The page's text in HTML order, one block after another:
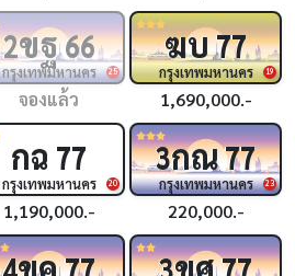
25
2ขฐ66
กรุงเทพมหานคร
จองแล้ว
19
ฆบ77
กรุงเทพมหานคร
1,690,000.-
20
กฉ 77
กรุงเทพมหานคร
1,190,000.-
23
3กณ77
กรุงเทพมหานคร
220,000.-
ขค ขศ